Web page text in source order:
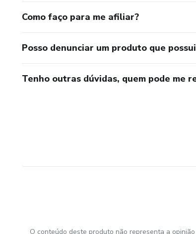
Como faço para me afiliar?
Posso denunciar um produto que
Tenho outras dúvidas, quem pode me
O conteúdo deste produto não representa a